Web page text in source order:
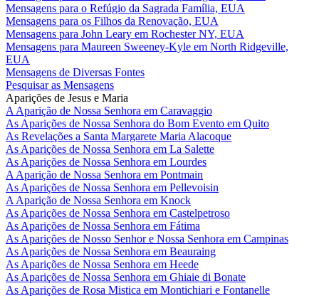
Mensagens para o Refúgio da Sagrada Família, EUA
Mensagens para os Filhos da Renovação, EUA
Mensagens para John Leary em Rochester NY, EUA
Mensagens para Maureen Sweeney-Kyle em North Ridgeville,
EUA
Mensagens de Diversas Fontes
Pesquisar as Mensagens
Aparições de Jesus e Maria
A Aparição de Nossa Senhora em Caravaggio
As Aparições de Nossa Senhora do Bom Evento em Quito
As Revelações a Santa Margarete Maria Alacoque
As Aparições de Nossa Senhora em La Salette
As Aparições de Nossa Senhora em Lourdes
A Aparição de Nossa Senhora em Pontmain
As Aparições de Nossa Senhora em Pellevoisin
A Aparição de Nossa Senhora em Knock
As Aparições de Nossa Senhora em Castelpetroso
As Aparições de Nossa Senhora em Fátima
As Aparições de Nosso Senhor e Nossa Senhora em Campinas
As Aparições de Nossa Senhora em Beauraing
As Aparições de Nossa Senhora em Heede
As Aparições de Nossa Senhora em Ghiaie di Bonate
As Aparições de Rosa Mistica em Montichiari e Fontanelle